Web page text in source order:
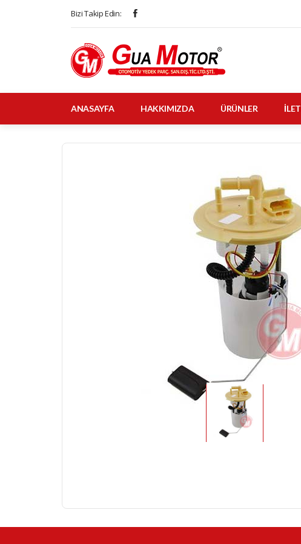
Bizi Takip Edin:
ANASAYFA HAKKIMIZDA ÜRÜNLER